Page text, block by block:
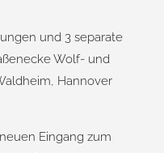
und 3 separate
Wolf- und
Hannover
Eingang zum